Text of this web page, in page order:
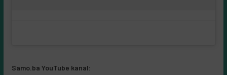
Samo.ba YouTube kanal: